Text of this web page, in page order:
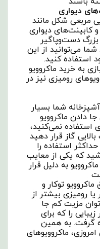
دیواری
مربعی شکل مانند
دیواری
دست‌وپاگیر
می‌توانید از این
استفاده کنید.
به خرید ماکروویو
رومیزی نیز در
شما بسیار
دادن ماکروویو
استفاده نمی‌کنید،
گاز قرار دهید
استفاده را
که یکی از معایب
به دلیل قرار
توکار و
یا رومیزی بیشتر از
مزیت کم‌ جا
را که برای
گرفت. به همین
ماکروویوهای